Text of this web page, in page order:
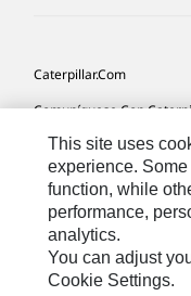
Caterpillar.com
Comuníquese Con
Mis Preferencias De
Mapa Del Sitio
Cookie Settings
Avisos Legales
Privacidad
This site uses
experience.
function, while
performance,
analytics.
You can adjust
Cookie Settings.